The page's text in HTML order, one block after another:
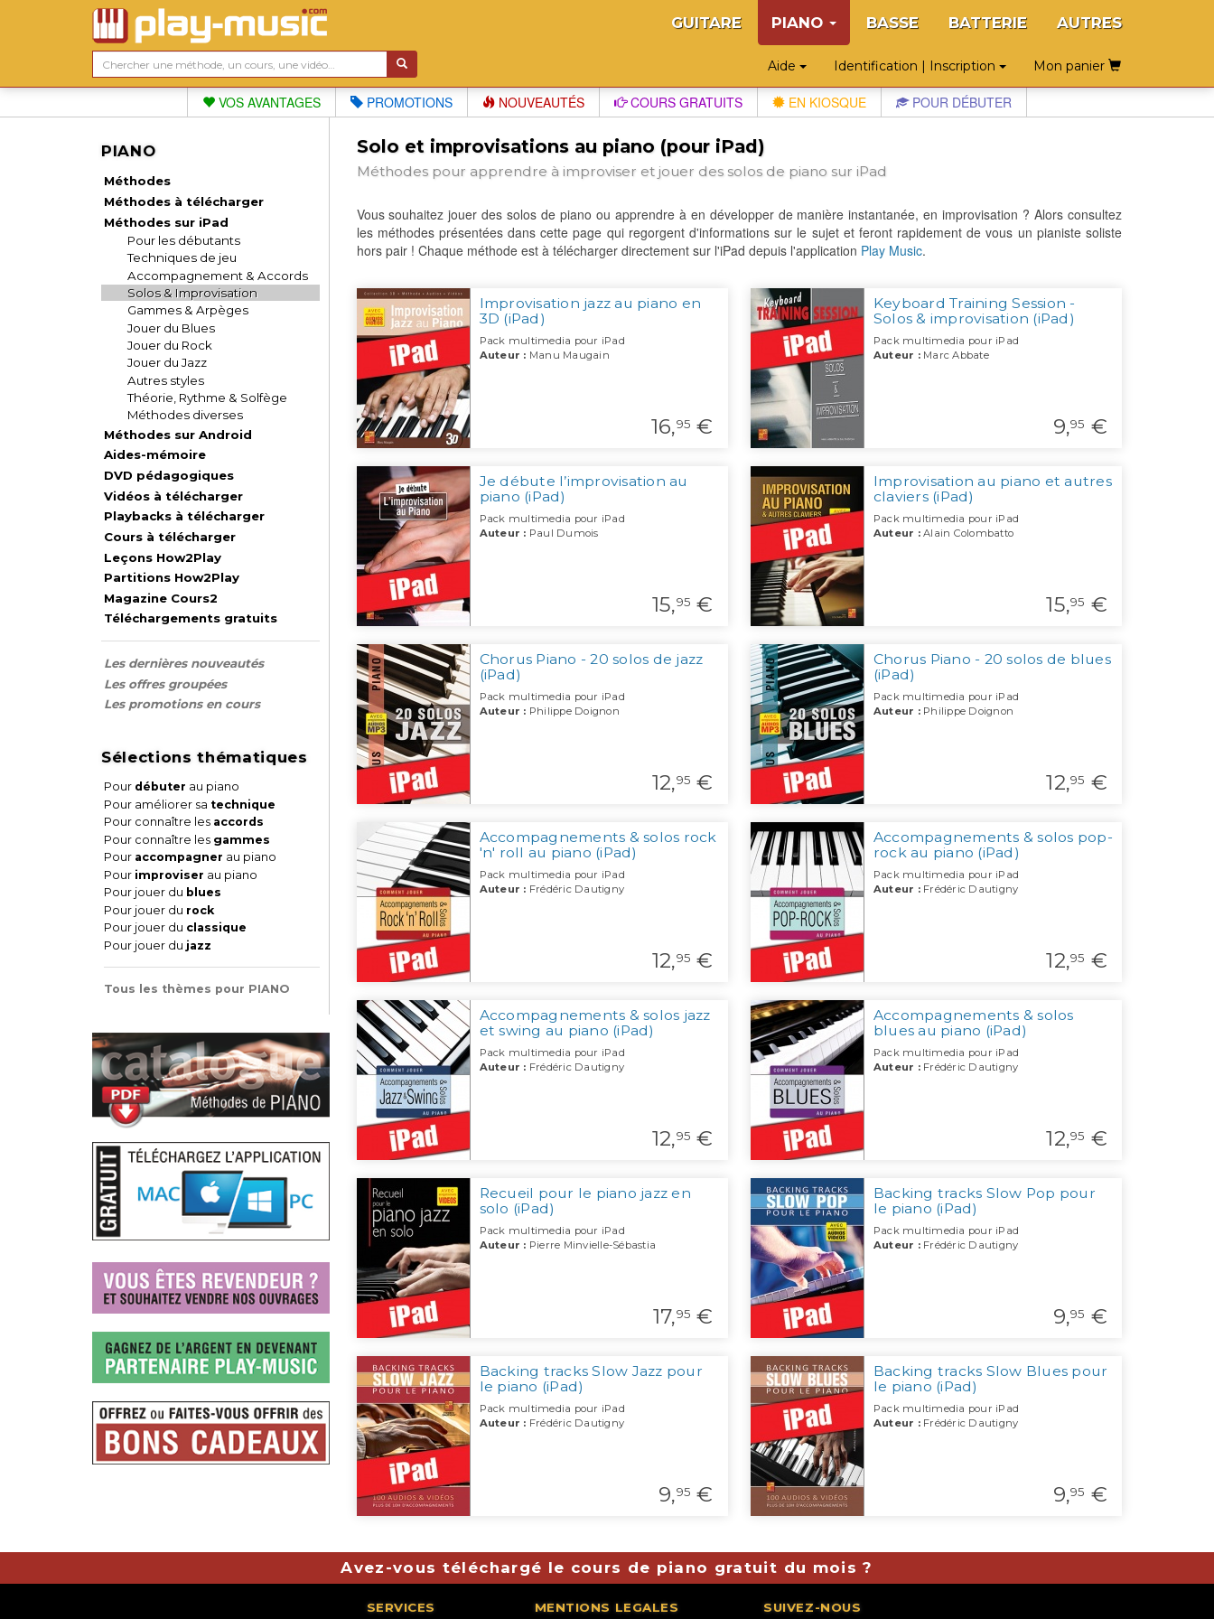
GUITARE PIANO BASSE BATTERIE AUTRES
Aide Identification | Inscription Mon panier
VOS AVANTAGES PROMOTIONS NOUVEAUTÉS COURS GRATUITS EN KIOSQUE POUR DÉBUTER
PIANO
Méthodes
Méthodes à télécharger
Méthodes sur iPad
Pour les débutants
Techniques de jeu
Accompagnement & Accords
Solos & Improvisation
Gammes & Arpèges
Jouer du Blues
Jouer du Rock
Jouer du Jazz
Autres styles
Théorie, Rythme & Solfège
Méthodes diverses
Méthodes sur Android
Aides-mémoire
DVD pédagogiques
Vidéos à télécharger
Playbacks à télécharger
Cours à télécharger
Leçons How2Play
Partitions How2Play
Magazine Cours2
Téléchargements gratuits
Les dernières nouveautés
Les offres groupées
Les promotions en cours
Sélections thématiques
Pour débuter au piano
Pour améliorer sa technique
Pour connaître les accords
Pour connaître les gammes
Pour accompagner au piano
Pour improviser au piano
Pour jouer du blues
Pour jouer du rock
Pour jouer du classique
Pour jouer du jazz
Tous les thèmes pour PIANO
Solo et improvisations au piano (pour iPad)
Méthodes pour apprendre à improviser et jouer des solos de piano sur iPad
Vous souhaitez jouer des solos de piano ou apprendre à en développer de manière instantanée, en improvisation ? Alors consultez
les méthodes présentées dans cette page qui regorgent d'informations sur le sujet et feront rapidement de vous un pianiste soliste
hors pair ! Chaque méthode est à télécharger directement sur l'iPad depuis l'application Play Music.
Improvisation jazz au piano en
3D (iPad)
Pack multimedia pour iPad
Auteur : Manu Maugain
16,95 €
Keyboard Training Session -
Solos & improvisation (iPad)
Pack multimedia pour iPad
Auteur :Marc Abbate
9,95 €
Je débute l’improvisation au
piano (iPad)
Pack multimedia pour iPad
Auteur : Paul Dumois
15,95 €
Improvisation au piano et autres
claviers (iPad)
Pack multimedia pour iPad
Auteur :Alain Colombatto
15,95 €
Chorus Piano - 20 solos de jazz
(iPad)
Pack multimedia pour iPad
Auteur : Philippe Doignon
12,95 €
Chorus Piano - 20 solos de blues
(iPad)
Pack multimedia pour iPad
Auteur :Philippe Doignon
12,95 €
Accompagnements & solos rock
'n' roll au piano (iPad)
Pack multimedia pour iPad
Auteur : Frédéric Dautigny
12,95 €
Accompagnements & solos pop-
rock au piano (iPad)
Pack multimedia pour iPad
Auteur :Frédéric Dautigny
12,95 €
Accompagnements & solos jazz
et swing au piano (iPad)
Pack multimedia pour iPad
Auteur : Frédéric Dautigny
12,95 €
Accompagnements & solos
blues au piano (iPad)
Pack multimedia pour iPad
Auteur :Frédéric Dautigny
12,95 €
Recueil pour le piano jazz en
solo (iPad)
Pack multimedia pour iPad
Auteur : Pierre Minvielle-Sébastia
17,95 €
Backing tracks Slow Pop pour
le piano (iPad)
Pack multimedia pour iPad
Auteur :Frédéric Dautigny
9,95 €
Backing tracks Slow Jazz pour
le piano (iPad)
Pack multimedia pour iPad
Auteur : Frédéric Dautigny
9,95 €
Backing tracks Slow Blues pour
le piano (iPad)
Pack multimedia pour iPad
Auteur :Frédéric Dautigny
9,95 €
Avez-vous téléchargé le cours de piano gratuit du mois ?
SERVICES MENTIONS LEGALES SUIVEZ-NOUS